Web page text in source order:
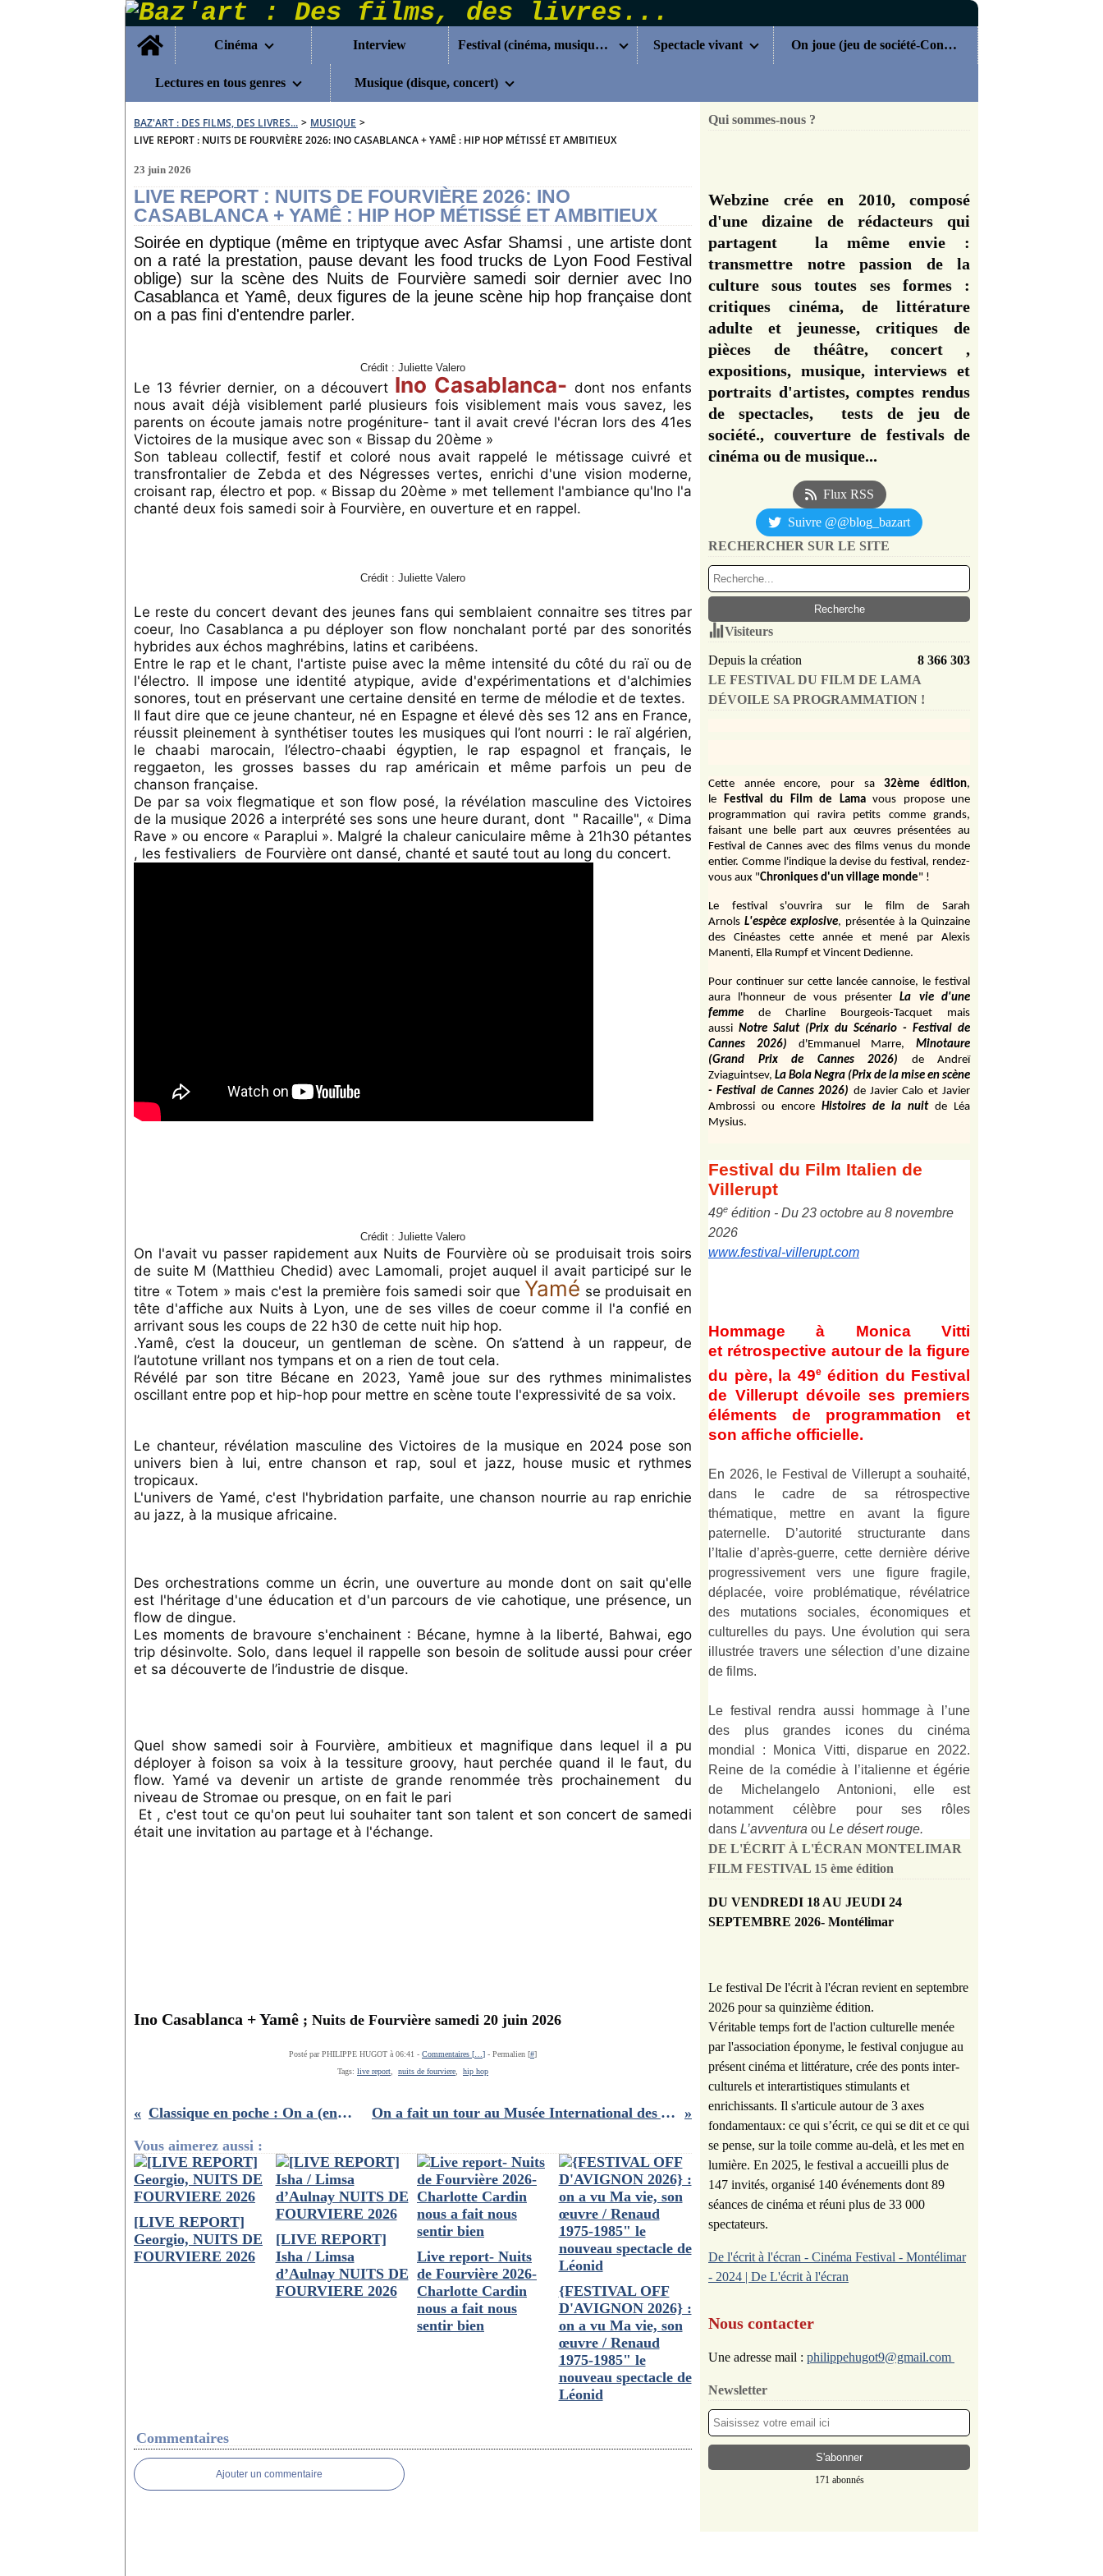
Home
Cinéma
Interview Festival (cinéma, musique...) Spectacle vivant On joue (jeu de société-Concours)
Lectures en tous genres Musique (disque, concert)
BAZ'ART : DES FILMS, DES LIVRES... > MUSIQUE >
LIVE REPORT : NUITS DE FOURVIÈRE 2026: INO CASABLANCA + YAMÊ : HIP HOP MÉTISSÉ ET AMBITIEUX
23 juin 2026
LIVE REPORT : NUITS DE FOURVIÈRE 2026: INO
CASABLANCA + YAMÊ : HIP HOP MÉTISSÉ ET AMBITIEUX
Soirée en dyptique (même en triptyque avec Asfar Shamsi , une artiste dont
on a raté la prestation, pause devant les food trucks de Lyon Food Festival
oblige) sur la scène des Nuits de Fourvière samedi soir dernier avec Ino
Casablanca et Yamê, deux figures de la jeune scène hip hop française dont
on a pas fini d'entendre parler.
Crédit : Juliette Valero
Le 13 février dernier, on a découvert Ino Casablanca-dont nos enfants
nous avait déjà visiblement parlé plusieurs fois visiblement mais vous savez, les
parents on écoute jamais notre progéniture- tant il avait crevé l'écran lors des 41es
Victoires de la musique avec son « Bissap du 20ème »
Son tableau collectif, festif et coloré nous avait rappelé le métissage cuivré et
transfrontalier de Zebda et des Négresses vertes, enrichi d'une vision moderne,
croisant rap, électro et pop. « Bissap du 20ème » met tellement l'ambiance qu'Ino l'a
chanté deux fois samedi soir à Fourvière, en ouverture et en rappel.
Crédit : Juliette Valero
Le reste du concert devant des jeunes fans qui semblaient connaitre ses titres par
coeur, Ino Casablanca a pu déployer son flow nonchalant porté par des sonorités
hybrides aux échos maghrébins, latins et caribéens.
Entre le rap et le chant, l'artiste puise avec la même intensité du côté du raï ou de
l'électro. Il impose une identité atypique, avide d'expérimentations et d'alchimies
sonores, tout en préservant une certaine densité en terme de mélodie et de textes.
Il faut dire que ce jeune chanteur, né en Espagne et élevé dès ses 12 ans en France,
réussit pleinement à synthétiser toutes les musiques qui l’ont nourri : le raï algérien,
le chaabi marocain, l’électro-chaabi égyptien, le rap espagnol et français, le
reggaeton, les grosses basses du rap américain et même parfois un peu de
chanson française.
De par sa voix flegmatique et son flow posé, la révélation masculine des Victoires
de la musique 2026 a interprété ses sons une heure durant, dont " Racaille", « Dima
Rave » ou encore « Paraplui ». Malgré la chaleur caniculaire même à 21h30 pétantes
, les festivaliers de Fourvière ont dansé, chanté et sauté tout au long du concert.
Crédit : Juliette Valero
On l'avait vu passer rapidement aux Nuits de Fourvière où se produisait trois soirs
de suite M (Matthieu Chedid) avec Lamomali, projet auquel il avait participé sur le
titre « Totem » mais c'est la première fois samedi soir que Yamé se produisait en
tête d'affiche aux Nuits à Lyon, une de ses villes de coeur comme il l'a confié en
arrivant sous les coups de 22 h30 de cette nuit hip hop.
.Yamê, c’est la douceur, un gentleman de scène. On s’attend à un rappeur, de
l’autotune vrillant nos tympans et on a rien de tout cela.
Révélé par son titre Bécane en 2023, Yamê joue sur des rythmes minimalistes
oscillant entre pop et hip-hop pour mettre en scène toute l'expressivité de sa voix.
Le chanteur, révélation masculine des Victoires de la musique en 2024 pose son
univers bien à lui, entre chanson et rap, soul et jazz, house music et rythmes
tropicaux.
L'univers de Yamé, c'est l'hybridation parfaite, une chanson nourrie au rap enrichie
au jazz, à la musique africaine.
Des orchestrations comme un écrin, une ouverture au monde dont on sait qu'elle
est l'héritage d'une éducation et d'un parcours de vie cahotique, une présence, un
flow de dingue.
Les moments de bravoure s'enchainent : Bécane, hymne à la liberté, Bahwai, ego
trip désinvolte. Solo, dans lequel il rappelle son besoin de solitude aussi pour créer
et sa découverte de l’industrie de disque.
Quel show samedi soir à Fourvière, ambitieux et magnifique dans lequel il a pu
déployer à foison sa voix à la tessiture groovy, haut perchée quand il le faut, du
flow. Yamé va devenir un artiste de grande renommée très prochainement du
niveau de Stromae ou presque, on en fait le pari
Et , c'est tout ce qu'on peut lui souhaiter tant son talent et son concert de samedi
était une invitation au partage et à l'échange.
Ino Casablanca + Yamê ; Nuits de Fourvière samedi 20 juin 2026
Posté par PHILIPPE HUGOT à 06:41 - Commentaires [ ] - Permalien [#]
Tags: live report nuits de fourviere hip hop
Classique en poche : On a (enfin) lu Martin Eden de Jack London
On a fait un tour au Musée International des Arts Modestes (MIAM) de Sète et ce fut un régal !
Vous aimerez aussi :
[LIVE REPORT]
Georgio, NUITS DE
FOURVIERE 2026
[LIVE REPORT]
Isha / Limsa
d’Aulnay NUITS DE
FOURVIERE 2026
Live report- Nuits
de Fourvière 2026-
Charlotte Cardin
nous a fait nous
sentir bien
{FESTIVAL OFF
D'AVIGNON 2026} :
on a vu Ma vie, son
œuvre / Renaud
1975-1985" le
nouveau spectacle de
Léonid
Commentaires
Ajouter un commentaire
Qui sommes-nous ?
Webzine crée en 2010, composé
d'une dizaine de rédacteurs qui
partagent la même envie :
transmettre notre passion de la
culture sous toutes ses formes :
critiques cinéma, de littérature
adulte et jeunesse, critiques de
pièces de théâtre, concert ,
expositions, musique, interviews et
portraits d'artistes, comptes rendus
de spectacles, tests de jeu de
société., couverture de festivals de
cinéma ou de musique...
Flux RSS
Suivre @@blog_bazart
RECHERCHER SUR LE SITE
Visiteurs
Depuis la création
8 366 303
LE FESTIVAL DU FILM DE LAMA
DÉVOILE SA PROGRAMMATION !
Cette année encore, pour sa 32ème édition,
le Festival du Film de Lama vous propose une
programmation qui ravira petits comme grands,
faisant une belle part aux œuvres présentées au
Festival de Cannes avec des films venus du monde
entier. Comme l'indique la devise du festival, rendez-
vous aux "Chroniques d'un village monde" !
Le festival s'ouvrira sur le film de Sarah
Arnols L'espèce explosive, présentée à la Quinzaine
des Cinéastes cette année et mené par Alexis
Manenti, Ella Rumpf et Vincent Dedienne.
Pour continuer sur cette lancée cannoise, le festival
aura l'honneur de vous présenter
La vie d'une
femme
de Charline Bourgeois-Tacquet
mais
aussi Notre Salut (Prix du Scénario - Festival de
Cannes 2026)
d'Emmanuel Marre,
Minotaure
(Grand Prix de Cannes 2026)
de Andreï
Zviaguintsev, La Bola Negra (Prix de la mise en scène
- Festival de Cannes 2026) de Javier Calo et Javier
Ambrossi ou encore Histoires de la nuit de Léa
Mysius.
Festival du Film Italien de
Villerupt
49e édition - Du 23 octobre au 8 novembre
2026
www.festival-villerupt.com
Hommage à Monica Vitti
et rétrospective autour de la figure
du père, la 49e édition du Festival
de Villerupt dévoile ses premiers
éléments de programmation et
son affiche officielle.
En 2026, le Festival de Villerupt a souhaité,
dans le cadre de sa rétrospective
thématique, mettre en avant la figure
paternelle. D’autorité structurante dans
l’Italie d’après-guerre, cette dernière dérive
progressivement vers une figure fragile,
déplacée, voire problématique, révélatrice
des mutations sociales, économiques et
culturelles du pays. Une évolution qui sera
illustrée travers une sélection d’une dizaine
de films.
Le festival rendra aussi hommage à l’une
des plus grandes icones du cinéma
mondial : Monica Vitti, disparue en 2022.
Reine de la comédie à l’italienne et égérie
de Michelangelo Antonioni, elle est
notamment célèbre pour ses rôles
dans L’avventura ou Le désert rouge.
DE L'ÉCRIT À L'ÉCRAN MONTELIMAR
FILM FESTIVAL 15 ème édition
DU VENDREDI 18 AU JEUDI 24
SEPTEMBRE 2026- Montélimar
Le festival De l'écrit à l'écran revient en septembre
2026 pour sa quinzième édition.
Véritable temps fort de l'action culturelle menée
par l'association éponyme, le festival conjugue au
présent cinéma et littérature, crée des ponts inter-
culturels et interartistiques stimulants et
enrichissants. Il s'articule autour de 3 axes
fondamentaux: ce qui s’écrit, ce qui se dit et ce qui
se pense, sur la toile comme au-delà, et les met en
lumière. En 2025, le festival a accueilli plus de
147 invités, organisé 140 événements dont 89
séances de cinéma et réuni plus de 33 000
spectateurs.
De l'écrit à l'écran - Cinéma Festival - Montélimar
- 2024 | De L'écrit à l'écran
Nous contacter
Une adresse mail : philippehugot9@gmail.com
Newsletter
171 abonnés